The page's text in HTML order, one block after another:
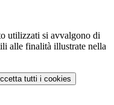
utilizzati si avvalgono di
alle finalità illustrate nella
tutti i cookies